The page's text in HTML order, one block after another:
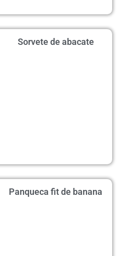
Sorvete de abacate
Panqueca fit de banana